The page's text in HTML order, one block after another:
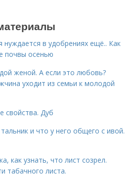
в удобрениях ещё.. Как
почвы осенью
женой. А если это любовь?
уходит из семьи к молодой
свойства. Дуб
и что у него общего с ивой.
как узнать, что лист созрел.
табачного листа.